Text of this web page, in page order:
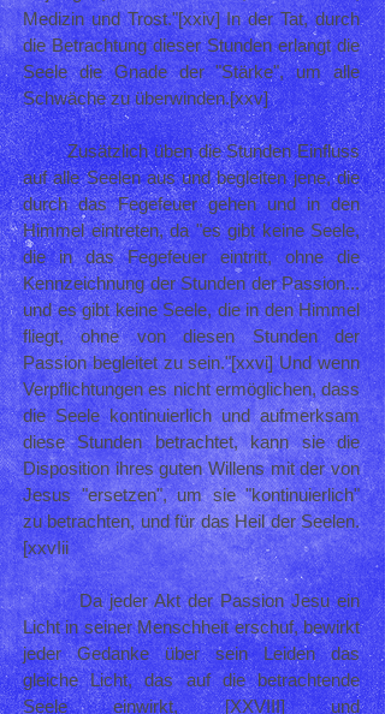
Medizin und Trost."[xxiv] In der Tat, durch
die Betrachtung dieser Stunden erlangt die
Seele die Gnade der "Stärke", um alle
Schwäche zu überwinden.[xxv]
Zusätzlich üben die Stunden Einfluss
auf alle Seelen aus und begleiten jene, die
durch das Fegefeuer gehen und in den
Himmel eintreten, da "es gibt keine Seele,
die in das Fegefeuer eintritt, ohne die
Kennzeichnung der Stunden der Passion...
und es gibt keine Seele, die in den Himmel
fliegt, ohne von diesen Stunden der
Passion begleitet zu sein."[xxvi] Und wenn
Verpflichtungen es nicht ermöglichen, dass
die Seele kontinuierlich und aufmerksam
diese Stunden betrachtet, kann sie die
Disposition ihres guten Willens mit der von
Jesus "ersetzen", um sie "kontinuierlich"
zu betrachten, und für das Heil der Seelen.
[xxvIii
Da jeder Akt der Passion Jesu ein
Licht in seiner Menschheit erschuf, bewirkt
jeder Gedanke über sein Leiden das
gleiche Licht, das auf die betrachtende
Seele einwirkt, [XXVIII] und